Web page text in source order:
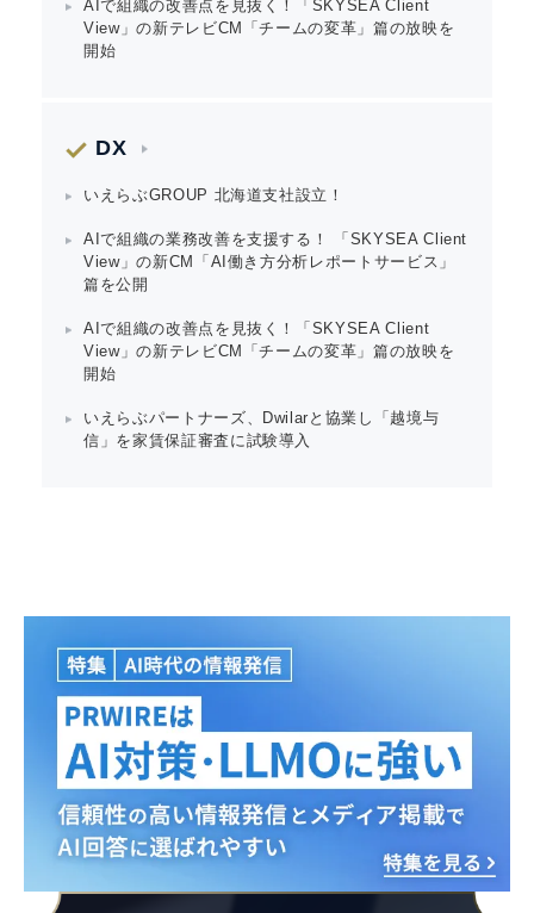
AIで組織の改善点を見抜く！「SKYSEA Client
View」の新テレビCM「チームの変革」篇の放映を
開始
DX
いえらぶGROUP 北海道支社設立！
AIで組織の業務改善を支援する！ 「SKYSEA Client
View」の新CM「AI働き方分析レポートサービス」
篇を公開
AIで組織の改善点を見抜く！「SKYSEA Client
View」の新テレビCM「チームの変革」篇の放映を
開始
いえらぶパートナーズ、Dwilarと協業し「越境与
信」を家賃保証審査に試験導入